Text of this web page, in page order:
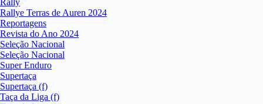
Rally
Rallye Terras de Auren 2024
Reportagens
Revista do Ano 2024
Seleção Nacional
Seleção Nacional
Super Enduro
Supertaça
Supertaça (f)
Taça da Liga (f)